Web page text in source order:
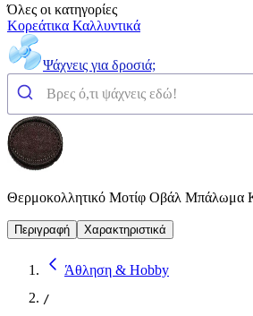
Όλες οι κατηγορίες
Κορεάτικα Καλλυντικά
Ψάχνεις για δροσιά;
Θερμοκολλητικό Μοτίφ Οβάλ Μπάλωμα
Περιγραφή Χαρακτηριστικά
Άθληση & Hobby
/